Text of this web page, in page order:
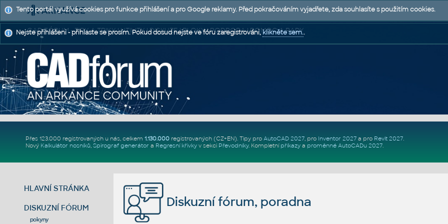
CAD FÓRUM - TIPY A TRIKY | UTILITY | DISKUZE | BLOKY | PODPORA | POMOC A RADY
Přes 123.000 registrovaných u nás, celkem 1.130.000registrovaných (CZ+EN). Tipy pro AutoCAD 2027, pro Inventor 2027a pro Revit 2027.
Nový Kalkulátor nosníků, Spirograf generátor a Regresní křivkyv sekci Převodníky. Kompletní příkazya proměnné AutoCADu 2027.
HLAVNÍ STRÁNKA
DISKUZNÍ FÓRUM
pokyny
Diskuzní fórum, poradna
Tento portál využívá cookies pro funkce přihlášení a pro Google reklamy. Před pokračováním vyjadřete, zda souhlasíte s použitím cookies.
Nejste přihlášeni - přihlaste se prosím. Pokud dosud nejste ve fóru zaregistrováni,klikněte sem..